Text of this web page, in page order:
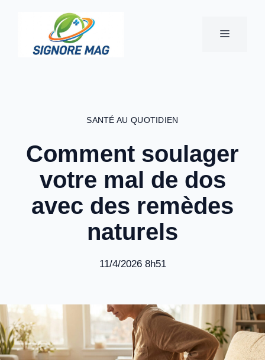
MENU
SANTÉ AU QUOTIDIEN
Comment soulager
votre mal de dos
avec des remèdes
naturels
11/4/2026 8h51